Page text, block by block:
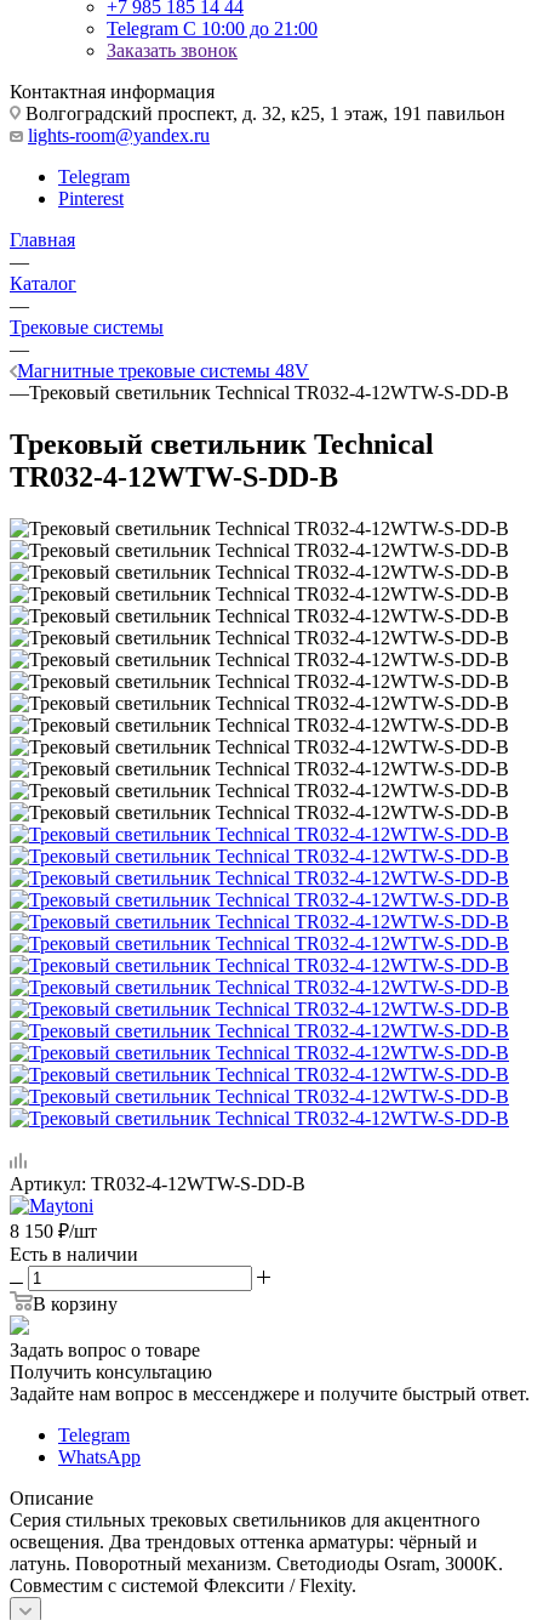
+7 985 185 14 44
Telegram С 10:00 до 21:00
Заказать звонок
Контактная информация
Волгоградский проспект, д. 32, к25, 1 этаж, 191 павильон
lights-room@yandex.ru
Telegram
Pinterest
Главная
—
Каталог
—
Трековые системы
—
Магнитные трековые системы 48V
—Трековый светильник Technical TR032-4-12WTW-S-DD-B
Трековый светильник Technical
TR032-4-12WTW-S-DD-B
Артикул: TR032-4-12WTW-S-DD-B
8 150 ₽/шт
Есть в наличии
В корзину
Задать вопрос о товаре
Получить консультацию
Задайте нам вопрос в мессенджере и получите быстрый ответ.
Telegram
WhatsApp
Описание
Серия стильных трековых светильников для акцентного
освещения. Два трендовых оттенка арматуры: чёрный и
латунь. Поворотный механизм. Светодиоды Osram, 3000K.
Совместим с системой Флексити / Flexity.